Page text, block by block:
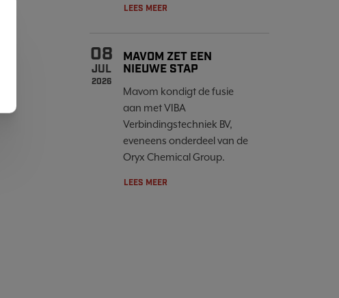
LEES MEER
08
JUL
2026
MAVOM ZET EEN
NIEUWE STAP
Mavom kondigt de fusie
aan met VIBA
Verbindingstechniek BV,
eveneens onderdeel van de
Oryx Chemical Group.
LEES MEER